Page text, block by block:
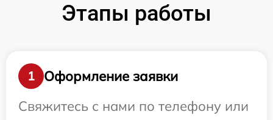
Этапы работы
1
Оформление заявки
Свяжитесь с нами по телефону или